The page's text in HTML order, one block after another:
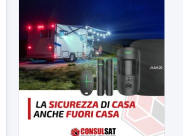
Benevento. Due detenuti...